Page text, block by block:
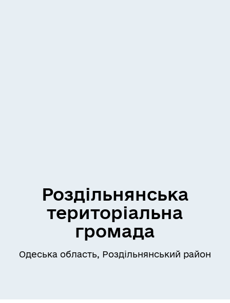
Роздільнянська
територіальна
громада
Одеська область, Роздільнянський район